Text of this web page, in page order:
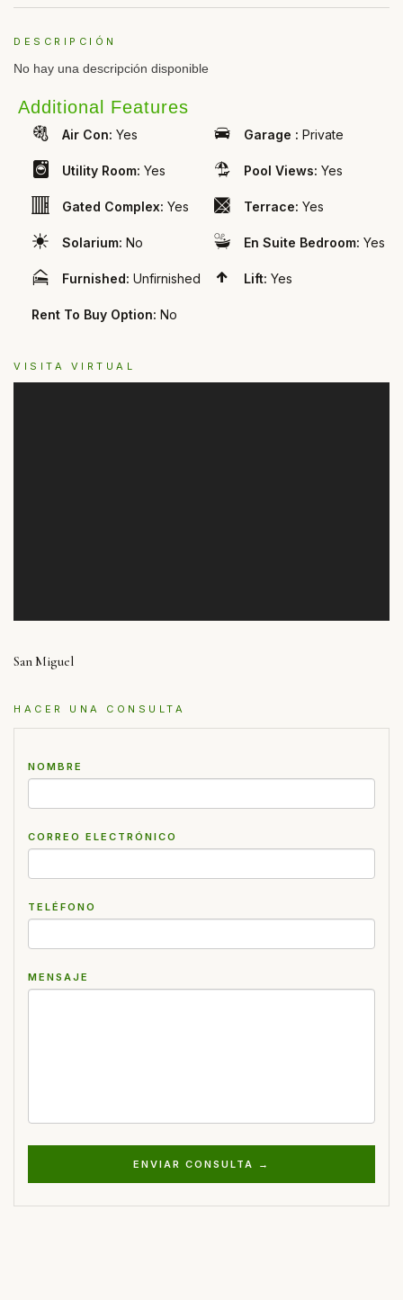
DESCRIPCIÓN
No hay una descripción disponible
Additional Features
Air Con: Yes Garage : Private
Utility Room: Yes Pool Views: Yes
Gated Complex: Yes Terrace: Yes
Solarium: No En Suite Bedroom: Yes
Furnished: Unfirnished Lift: Yes
Rent To Buy Option: No
VISITA VIRTUAL
San Miguel
HACER UNA CONSULTA
NOMBRE
CORREO ELECTRÓNICO
TELÉFONO
MENSAJE
ENVIAR CONSULTA →